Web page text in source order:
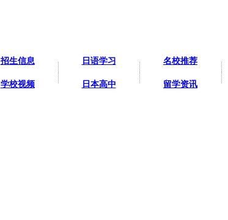
招生信息 日语学习 名校推荐
学校视频 日本高中 留学资讯